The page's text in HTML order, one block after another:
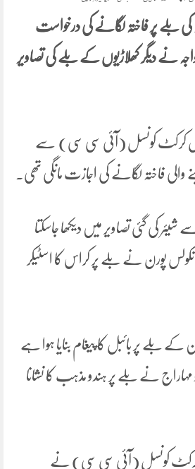
کی بلے پر فاختہ لگانے کی درخواست
نے دیگر کھلاڑیوں کے بلے کی تصاویر
کرکٹ کونسل (آئی سی سی) سے
والی فاختہ لگانے کی اجازت مانگی تھی۔
شیئر کی گئی تصاویر میں دیکھا جاسکتا
پورن نے بلے پر کراس کا اسٹیکر
کے بلے پر بائبل کا پیغام بنایا ہوا ہے
مہاراج نے بلے پر ہندو مذہب کا نشانا
کرکٹ کونسل (آئی سی سی) نے